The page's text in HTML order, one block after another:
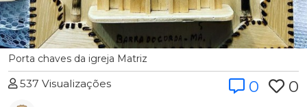
Porta chaves da igreja Matriz
537 Visualizações 0 0